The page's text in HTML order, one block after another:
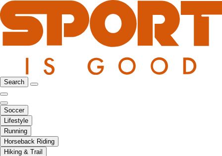
Search
Soccer
Lifestyle
Running
Horseback Riding
Hiking & Trail